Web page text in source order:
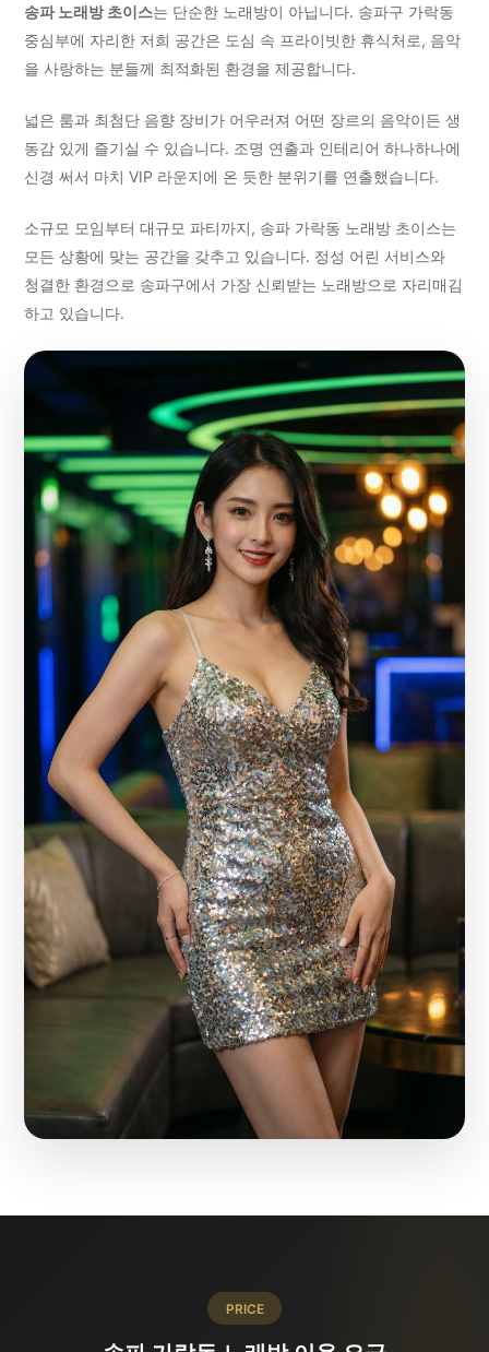
송파 노래방 초이스는 단순한 노래방이 아닙니다. 송파구 가락동
중심부에 자리한 저희 공간은 도심 속 프라이빗한 휴식처로, 음악
을 사랑하는 분들께 최적화된 환경을 제공합니다.
넓은 룸과 최첨단 음향 장비가 어우러져 어떤 장르의 음악이든 생
동감 있게 즐기실 수 있습니다. 조명 연출과 인테리어 하나하나에
신경 써서 마치 VIP 라운지에 온 듯한 분위기를 연출했습니다.
소규모 모임부터 대규모 파티까지, 송파 가락동 노래방 초이스는
모든 상황에 맞는 공간을 갖추고 있습니다. 정성 어린 서비스와
청결한 환경으로 송파구에서 가장 신뢰받는 노래방으로 자리매김
하고 있습니다.
PRICE